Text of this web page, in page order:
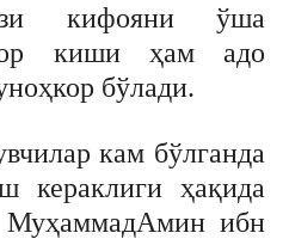
кифояни ўша
киши ҳам адо
бўлади.
кам бўлганда
кераклиги ҳақида
ибн